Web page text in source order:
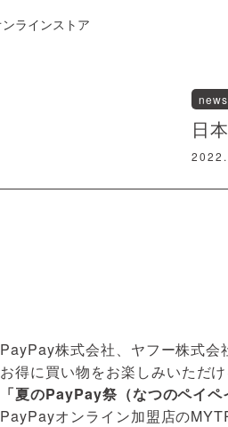
news
日
PayPay株式会社、ヤフー株式会
お得に買い物をお楽しみいただ
「夏のPayPay祭（なつのペイペ
PayPayオンライン加盟店の